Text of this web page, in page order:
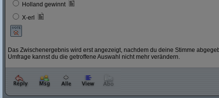
Holland gewinnt
X-erl
Das Zwischenergebnis wird erst angezeigt, nachdem du deine Stimme
Umfrage kannst du die getroffene Auswahl nicht mehr verändern.